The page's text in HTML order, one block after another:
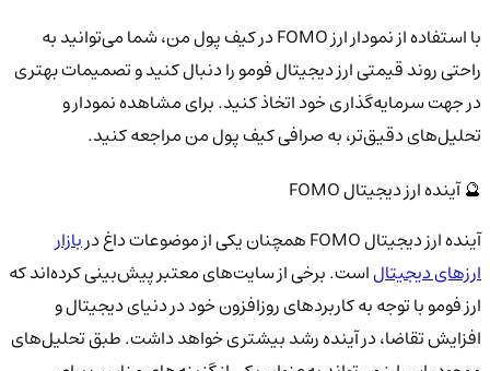
با استفاده از نمودار ارز FOMO در کیف پول من، شما می‌توانید به
راحتی روند قیمتی ارز دیجیتال فومو را دنبال کنید و تصمیمات بهتری
در جهت سرمایه‌گذاری خود اتخاذ کنید. برای مشاهده نمودار و
تحلیل‌های دقیق‌تر، به صرافی کیف پول من مراجعه کنید.
🔮 آینده ارز دیجیتال FOMO
آینده ارز دیجیتال FOMO همچنان یکی از موضوعات داغ در
بازار
ارزهای دیجیتالاست. برخی از سایت‌های معتبر پیش‌بینی کرده‌اند که
ارز فومو با توجه به کاربردهای روزافزون خود در دنیای دیجیتال و
افزایش تقاضا، در آینده رشد بیشتری خواهد داشت. طبق تحلیل‌های